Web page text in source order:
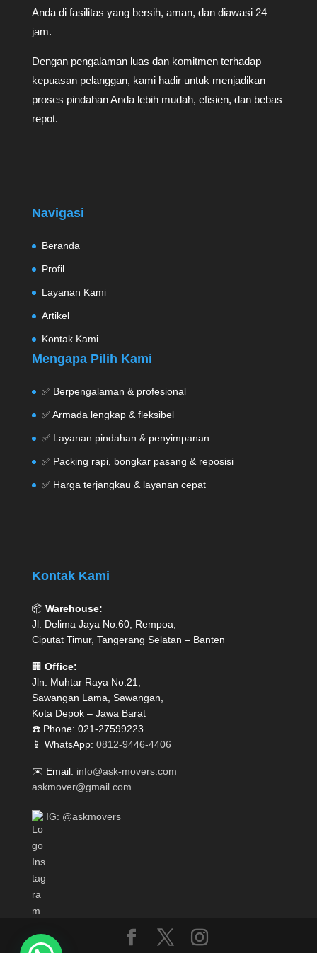
Anda di fasilitas yang bersih, aman, dan diawasi 24
jam.
Dengan pengalaman luas dan komitmen terhadap
kepuasan pelanggan, kami hadir untuk menjadikan
proses pindahan Anda lebih mudah, efisien, dan bebas
repot.
Navigasi
Beranda
Profil
Layanan Kami
Artikel
Kontak Kami
Mengapa Pilih Kami
✅ Berpengalaman & profesional
✅ Armada lengkap & fleksibel
✅ Layanan pindahan & penyimpanan
✅ Packing rapi, bongkar pasang & reposisi
✅ Harga terjangkau & layanan cepat
Kontak Kami
📦 Warehouse:
Jl. Delima Jaya No.60, Rempoa,
Ciputat Timur, Tangerang Selatan – Banten
🏢 Office:
Jln. Muhtar Raya No.21,
Sawangan Lama, Sawangan,
Kota Depok – Jawa Barat
☎️ Phone: 021-27599223
📱 WhatsApp: 0812-9446-4406
✉️ Email: info@ask-movers.com
askmover@gmail.com
IG: @askmovers